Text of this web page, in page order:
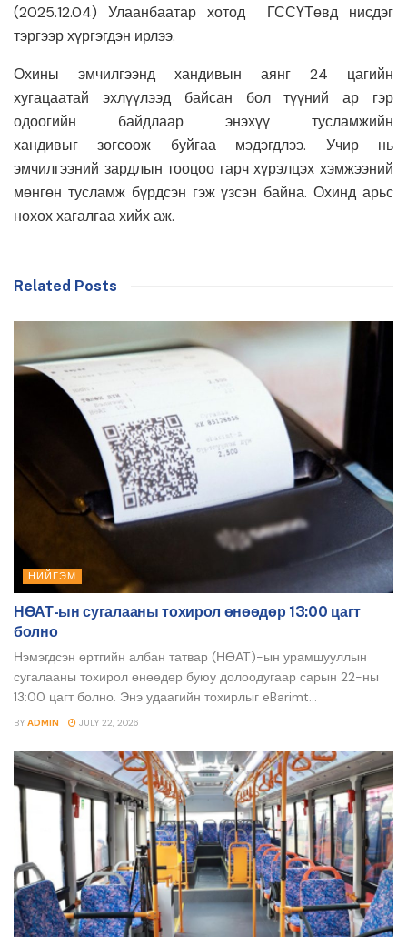
(2025.12.04) Улаанбаатар хотод ГССҮТөвд нисдэг
тэргээр хүргэгдэн ирлээ.
Охины эмчилгээнд хандивын аянг 24 цагийн
хугацаатай эхлүүлээд байсан бол түүний ар гэр
одоогийн байдлаар энэхүү тусламжийн
хандивыг зогсоож буйгаа мэдэгдлээ. Учир нь
эмчилгээний зардлын тооцоо гарч хүрэлцэх хэмжээний
мөнгөн тусламж бүрдсэн гэж үзсэн байна. Охинд арьс
нөхөх хагалгаа хийх аж.
Related Posts
НИЙГЭМ
НӨАТ-ын сугалааны тохирол өнөөдөр 13:00 цагт
болно
Нэмэгдсэн өртгийн албан татвар (НӨАТ)-ын урамшууллын
сугалааны тохирол өнөөдөр буюу долоодугаар сарын 22-ны
13:00 цагт болно. Энэ удаагийн тохирлыг eBarimt...
BY ADMIN JULY 22, 2026